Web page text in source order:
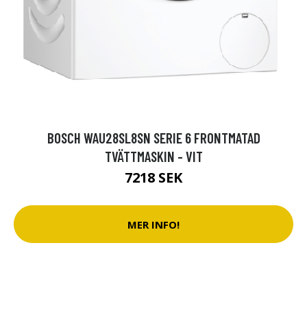
BOSCH WAU28SL8SN SERIE 6 FRONTMATAD
TVÄTTMASKIN - VIT
7218 SEK
MER INFO!